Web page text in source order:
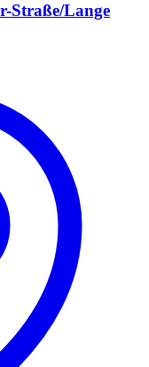
Straße/Lange